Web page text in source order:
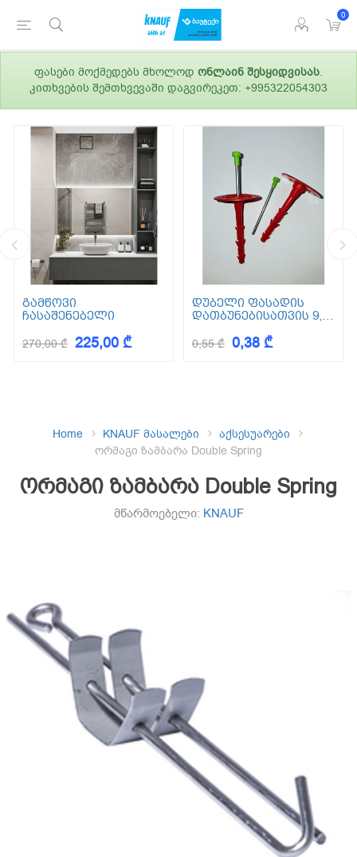
0
ფასები მოქმედებს მხოლოდ ონლაინ შესყიდვისას.
კითხვების შემთხვევაში დაგვირეკეთ: +995322054303
გამწოვი
ჩასაშენებელი
270,00 ₾ 225,00 ₾
დუბელი ფასადის
დათბუნებისათვის 9,5
0,55 ₾ 0,38 ₾
Home KNAUF მასალები
აქსესუარები
ორმაგი ზამბარა Double Spring
ორმაგი ზამბარა Double Spring
მწარმოებელი: KNAUF